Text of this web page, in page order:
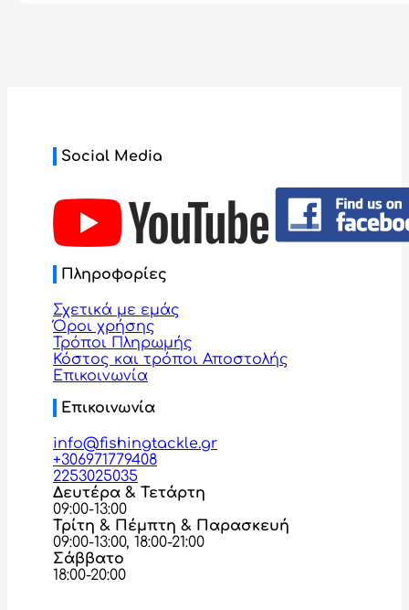
Social Media
Πληροφορίες
Σχετικά με εμάς
Όροι χρήσης
Τρόποι Πληρωμής
Κόστος και τρόποι Αποστολής
Επικοινωνία
Επικοινωνία
info@fishingtackle.gr
+306971779408
2253025035
Δευτέρα & Τετάρτη
09:00-13:00
Τρίτη & Πέμπτη & Παρασκευή
09:00-13:00, 18:00-21:00
Σάββατο
18:00-20:00